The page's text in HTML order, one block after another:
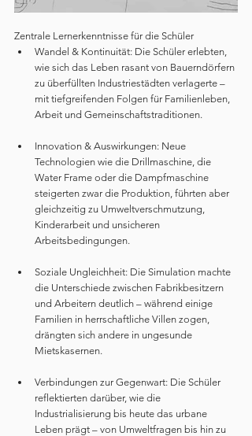
Zentrale Lernerkenntnisse für die Schüler
Wandel & Kontinuität: Die Schüler erlebten,
wie sich das Leben rasant von Bauerndörfern
zu überfüllten Industriestädten verlagerte –
mit tiefgreifenden Folgen für Familienleben,
Arbeit und Gemeinschaftstraditionen.
Innovation & Auswirkungen: Neue
Technologien wie die Drillmaschine, die
Water Frame oder die Dampfmaschine
steigerten zwar die Produktion, führten aber
gleichzeitig zu Umweltverschmutzung,
Kinderarbeit und unsicheren
Arbeitsbedingungen.
Soziale Ungleichheit: Die Simulation machte
die Unterschiede zwischen Fabrikbesitzern
und Arbeitern deutlich – während einige
Familien in herrschaftliche Villen zogen,
drängten sich andere in ungesunde
Mietskasernen.
Verbindungen zur Gegenwart: Die Schüler
reflektierten darüber, wie die
Industrialisierung bis heute das urbane
Leben prägt – von Umweltfragen bis hin zu